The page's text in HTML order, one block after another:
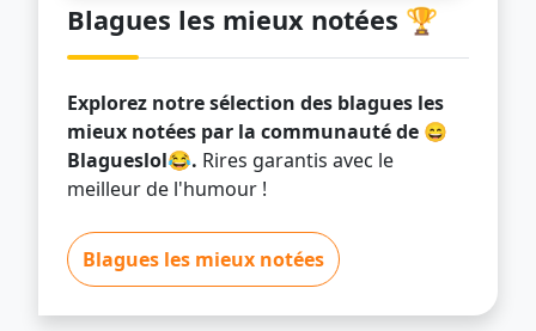
Blagues les mieux notées 🏆
Explorez notre sélection des blagues les
mieux notées par la communauté de 😄
Blagueslol😂. Rires garantis avec le
meilleur de l'humour !
Blagues les mieux notées